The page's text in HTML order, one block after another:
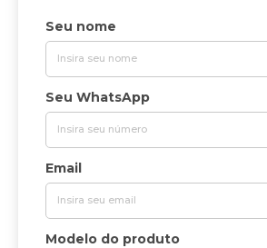
Seu nome
Seu WhatsApp
Email
Modelo do produto